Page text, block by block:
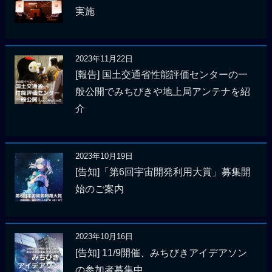
実施
2023年11月22日
[報告] 国土交通省性能評価センターの一
般公開でみちびきや地上局アンテナを紹
介
2023年10月19日
[告知]「第6回宇宙開発利用大賞」募集開
始のご案内
2023年10月16日
[告知] 11/9開催、みちびきアイデアソン
の参加者募集中